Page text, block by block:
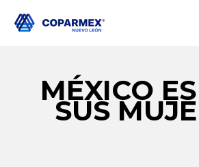
MÉXICO
SUS